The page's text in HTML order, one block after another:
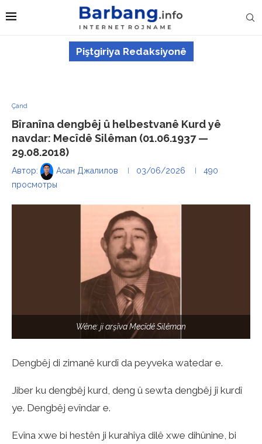
Piştgiriya Redaksiyonê
Çand
Bîranîna dengbêj û helbestvanê Kurd yê
navdar: Mecîdê Silêman (01.06.1937 —
29.08.2018)
Автор: Асан Джалилов 03/06/2026
490
просмотры
Wêne: ji arşîva Mecîdê Silêman
Dengbêj di zimanê kurdî da peyveka watedar e.
Jiber ku dengbêj kurd, deng û sewta dengbêj jî kurdî
ye. Dengbêj evîndar e.
Evîna xwe bi hestên ji kurahîya dilê xwe dihûnine, bi